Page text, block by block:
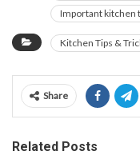
Important kitchen
Kitchen Tips &
Share
Related Posts